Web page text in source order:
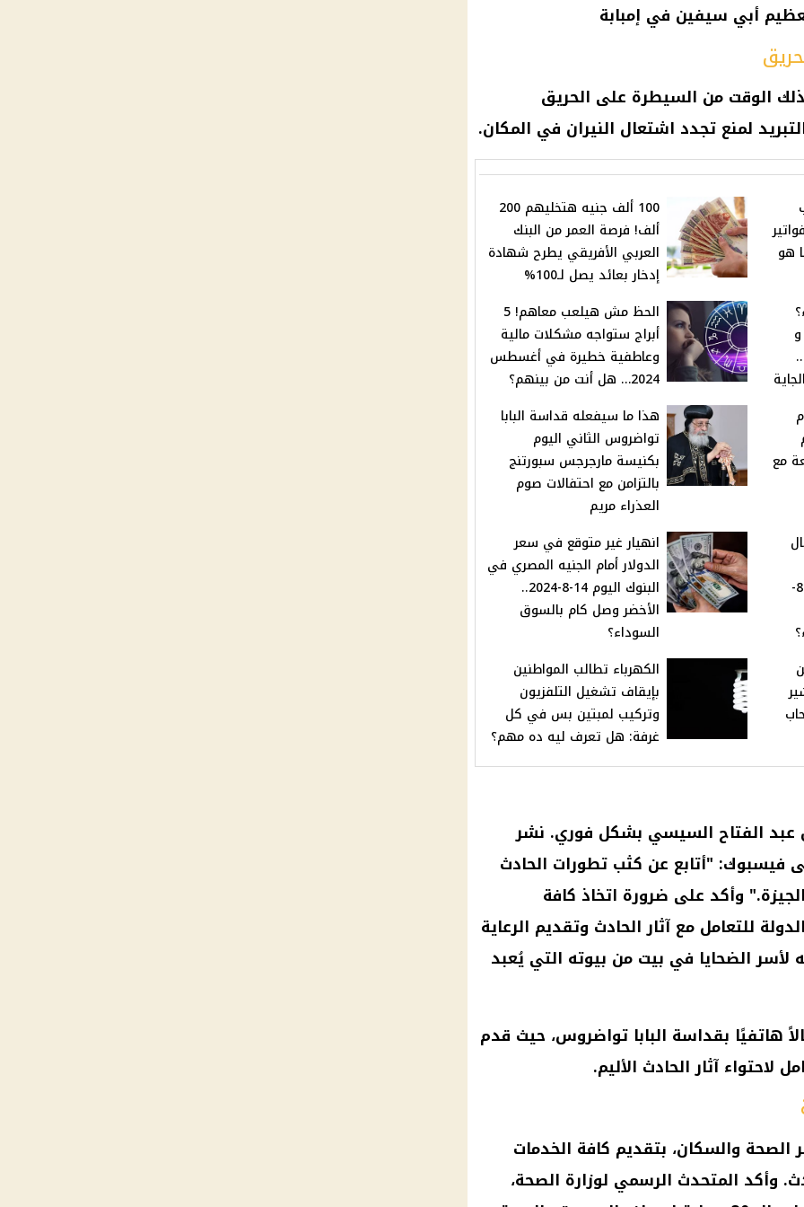
أبي سيفين في إمبابة
الوقت من السيطرة على الحريق
لمنع تجدد اشتعال النيران في المكان.
هو
100 ألف جنيه هتخليهم 200
ألف! فرصة العمر من البنك
العربي الأفريقي يطرح شهادة
إدخار بعائد يصل لـ100%
الحظ مش هيلعب معاهم! 5
أبراج ستواجه مشكلات مالية
وعاطفية خطيرة في أغسطس
2024… هل أنت من بينهم؟
مع
هذا ما سيفعله قداسة البابا
تواضروس الثاني اليوم
بكنيسة مارجرجس سبورتنج
بالتزامن مع احتفالات صوم
العذراء مريم
المصري بالبنوك اليوم 14-8-
انهيار غير متوقع في سعر
الدولار أمام الجنيه المصري في
البنوك اليوم 14-8-2024..
الأخضر وصل كام بالسوق
السوداء؟
الكهرباء تطالب المواطنين
بإيقاف تشغيل التلفزيون
وتركيب لمبتين بس في كل
غرفة: هل تعرف ليه ده مهم؟
عبد الفتاح السيسي بشكل فوري. نشر
فيسبوك: "أتابع عن كثب تطورات الحادث
وأكد على ضرورة اتخاذ كافة
للتعامل مع آثار الحادث وتقديم الرعاية
لأسر الضحايا في بيت من بيوته التي يُعبد
هاتفيًا بقداسة البابا تواضروس، حيث قدم
لاحتواء آثار الحادث الأليم.
الصحة والسكان، بتقديم كافة الخدمات
وأكد المتحدث الرسمي لوزارة الصحة،